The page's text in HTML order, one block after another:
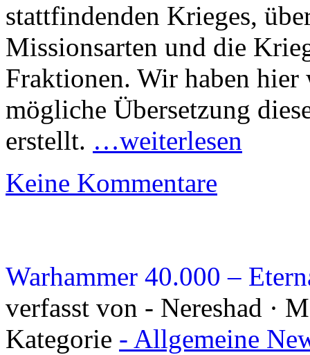
stattfindenden Krieges,
Missionsarten und die
Fraktionen. Wir haben hier
mögliche Übersetzung
erstellt. …weiterlesen
Keine Kommentare
Warhammer 40.000 –
verfasst von - Nereshad ·
Kategorie - Allgemeine